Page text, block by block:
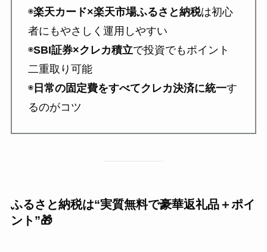
◉楽天カード×楽天市場ふるさと納税は初心
者にもやさしく運用しやすい
◉SBI証券×クレカ積立で投資でもポイント
二重取り可能
◉日常の固定費をすべてクレカ決済に統一す
るのがコツ
ふるさと納税は“実質無料で豪華返礼品＋ポイ
ント”🎁